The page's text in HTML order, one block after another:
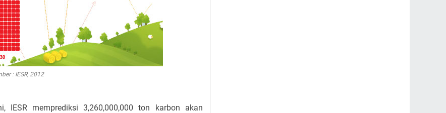
: IESR, 2012
memprediksi 3,260,000,000 ton karbon akan